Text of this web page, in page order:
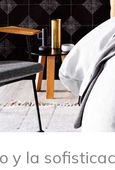
y la